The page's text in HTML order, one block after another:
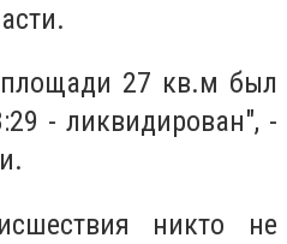
27 кв.м был
- ликвидирован", -
никто не